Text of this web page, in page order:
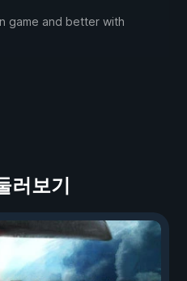
game and better with
러보기